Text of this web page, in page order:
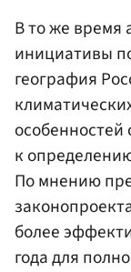
В то же время
инициативы
география
особенностей
к
По мнению
более
года для